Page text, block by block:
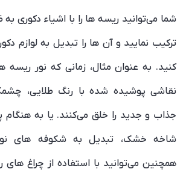
شما می‌توانید ریسه‌ ها را با اشیاء دکوری به
ترکیب نمایید و آن ها را تبدیل به لوازم
کنید. به عنوان مثال، زمانی که نور
نقاشی پوشیده شده با رنگ طلایی،
جذاب و جدید را خلق می‌کنند. یا به
شاخه خشک، تبدیل به شکوفه های
همچنین می‌توانید با استفاده از چراغ